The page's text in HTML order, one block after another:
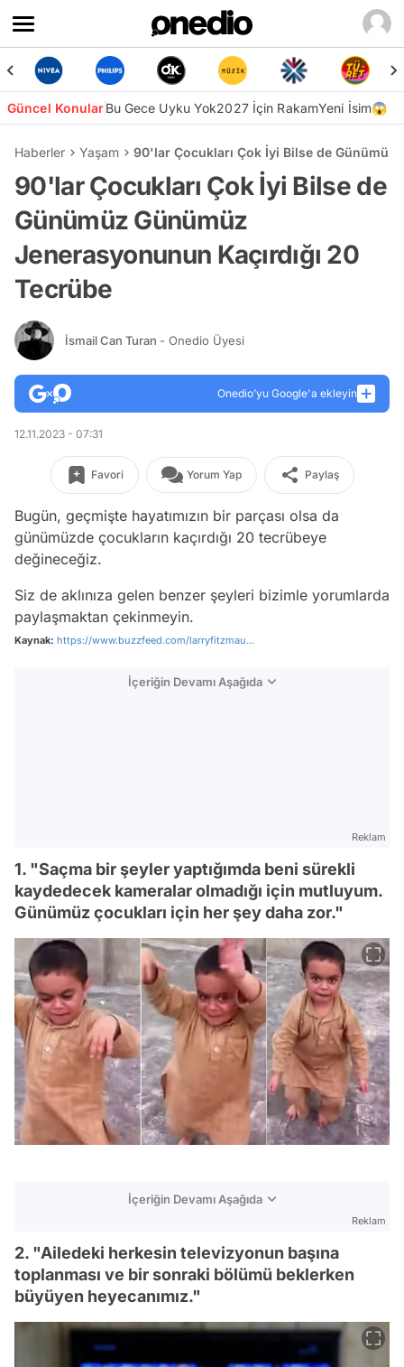
Güncel KonularBu Gece Uyku Yok2027 İçin RakamYeni İsim😱
Haberler Yaşam 90'lar Çocukları Çok İyi Bilse de Günümüz
90'lar Çocukları Çok İyi Bilse de
Günümüz Günümüz
Jenerasyonunun Kaçırdığı 20
Tecrübe
İsmail Can Turan - Onedio Üyesi
Onedio’yu Google'a ekleyin
12.11.2023 - 07:31
Favori Yorum Yap Paylaş
Bugün, geçmişte hayatımızın bir parçası olsa da
günümüzde çocukların kaçırdığı 20 tecrübeye
değineceğiz.
Siz de aklınıza gelen benzer şeyleri bizimle yorumlarda
paylaşmaktan çekinmeyin.
Kaynak: https://www.buzzfeed.com/larryfitzmau...
İçeriğin Devamı Aşağıda
Reklam
1. "Saçma bir şeyler yaptığımda beni sürekli
kaydedecek kameralar olmadığı için mutluyum.
Günümüz çocukları için her şey daha zor."
İçeriğin Devamı Aşağıda
Reklam
2. "Ailedeki herkesin televizyonun başına
toplanması ve bir sonraki bölümü beklerken
büyüyen heyecanımız."